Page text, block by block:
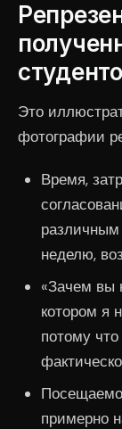
Это
фотографии
Время,
неделю,
«Зачем вы
котором я
потому
примерно